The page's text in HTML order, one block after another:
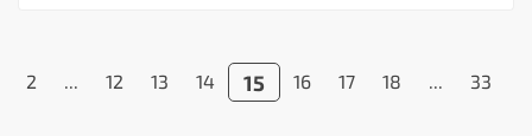
2 ... 12 13 14 15 16 17 18 ... 33